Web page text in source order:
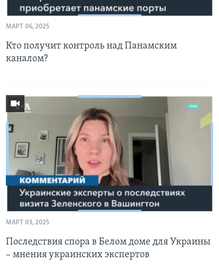
МАРТ 06, 2025
Кто получит контроль над Панамским
каналом?
МАРТ 03, 2025
Последствия спора в Белом доме для Украины
– мнения украинских экспертов